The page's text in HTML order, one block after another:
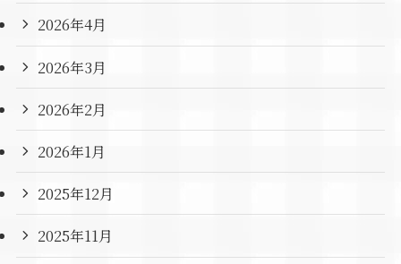
2026年4月
2026年3月
2026年2月
2026年1月
2025年12月
2025年11月